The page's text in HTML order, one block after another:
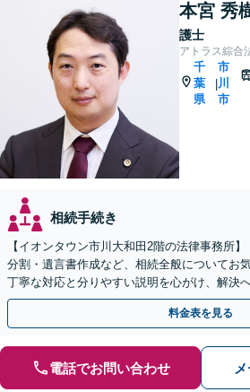
本宮 秀
護士
アトラス綜合
千
葉
県
|
市
川
市
相続手続き
【イオンタウン市川大和田2階の法律事務所
分割・遺言書作成など、相続全般についてお
丁寧な対応と分りやすい説明を心がけ、解決
可】
料金表を見る
電話でお問い合わせ